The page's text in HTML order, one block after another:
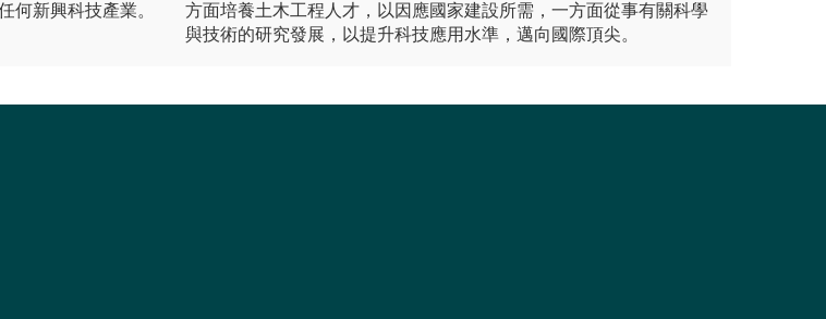
何新興科技產業。
方面培養土木工程人才，以因應國家建設所需，一方面從事有關科學
與技術的研究發展，以提升科技應用水準，邁向國際頂尖。